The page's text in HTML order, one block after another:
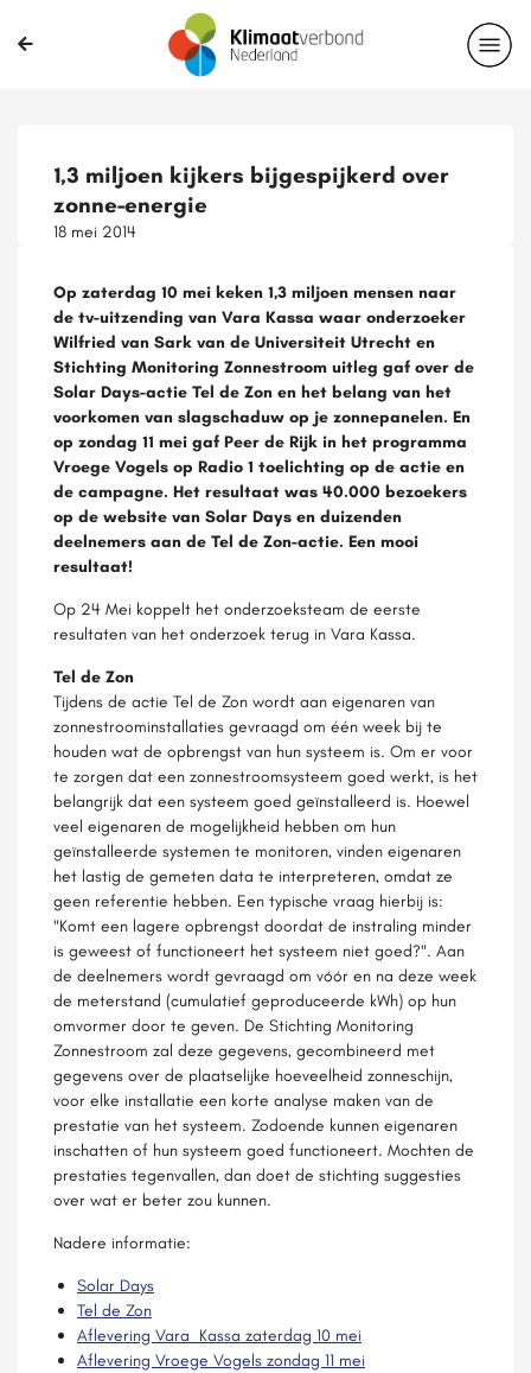
1,3 miljoen kijkers bijgespijkerd over
zonne-energie
18 mei 2014
Op zaterdag 10 mei keken 1,3 miljoen mensen naar
de tv-uitzending van Vara Kassa waar onderzoeker
Wilfried van Sark van de Universiteit Utrecht en
Stichting Monitoring Zonnestroom uitleg gaf over de
Solar Days-actie Tel de Zon en het belang van het
voorkomen van slagschaduw op je zonnepanelen. En
op zondag 11 mei gaf Peer de Rijk in het programma
Vroege Vogels op Radio 1 toelichting op de actie en
de campagne. Het resultaat was 40.000 bezoekers
op de website van Solar Days en duizenden
deelnemers aan de Tel de Zon-actie. Een mooi
resultaat!
Op 24 Mei koppelt het onderzoeksteam de eerste
resultaten van het onderzoek terug in Vara Kassa.
Tel de Zon
Tijdens de actie Tel de Zon wordt aan eigenaren van
zonnestroominstallaties gevraagd om één week bij te
houden wat de opbrengst van hun systeem is. Om er voor
te zorgen dat een zonnestroomsysteem goed werkt, is het
belangrijk dat een systeem goed geïnstalleerd is. Hoewel
veel eigenaren de mogelijkheid hebben om hun
geïnstalleerde systemen te monitoren, vinden eigenaren
het lastig de gemeten data te interpreteren, omdat ze
geen referentie hebben. Een typische vraag hierbij is:
"Komt een lagere opbrengst doordat de instraling minder
is geweest of functioneert het systeem niet goed?". Aan
de deelnemers wordt gevraagd om vóór en na deze week
de meterstand (cumulatief geproduceerde kWh) op hun
omvormer door te geven. De Stichting Monitoring
Zonnestroom zal deze gegevens, gecombineerd met
gegevens over de plaatselijke hoeveelheid zonneschijn,
voor elke installatie een korte analyse maken van de
prestatie van het systeem. Zodoende kunnen eigenaren
inschatten of hun systeem goed functioneert. Mochten de
prestaties tegenvallen, dan doet de stichting suggesties
over wat er beter zou kunnen.
Nadere informatie:
Solar Days
Tel de Zon
Aflevering Vara Kassa zaterdag 10 mei
Aflevering Vroege Vogels zondag 11 mei